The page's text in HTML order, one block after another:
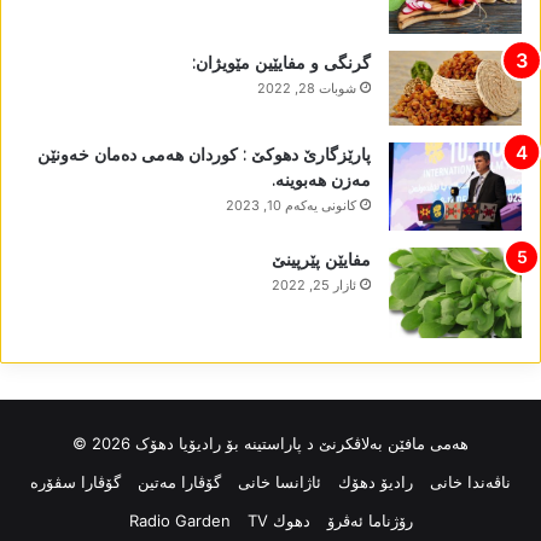
گرنگی و مفایێین مێویژان:
شوبات 28, 2022
پارێزگارێ دھوکێ : کوردان ھەمی دەمان خەونێن
مەزن ھەبوینە.
كانونی یه‌كه‌م 10, 2023
مفایێن پێرپینێ
ئازار 25, 2022
ھەمی مافێن بەلاڤکرنێ د پاراستینە بۆ رادیۆیا دھۆک 2026 ©
ناڤه‌ندا خانی
رادیۆ دهۆك ئاژانسا خانی گۆڤارا مەتین
گۆڤارا سڤۆرە
رۆژناما ئەڤرۆ
دهوك TV Radio Garden